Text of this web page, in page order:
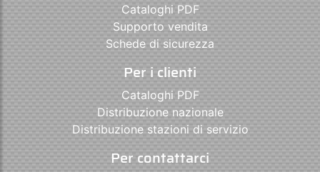
Cataloghi PDF
Supporto vendita
Schede di sicurezza
Per i clienti
Cataloghi PDF
Distribuzione nazionale
Distribuzione stazioni di servizio
Per contattarci